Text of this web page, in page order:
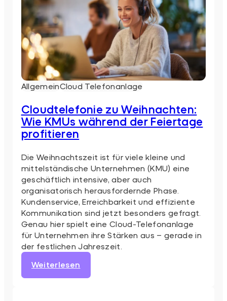
AllgemeinCloud Telefonanlage
Cloudtelefonie zu Weihnachten:
Wie KMUs während der Feiertage
profitieren
Die Weihnachtszeit ist für viele kleine und
mittelständische Unternehmen (KMU) eine
geschäftlich intensive, aber auch
organisatorisch herausfordernde Phase.
Kundenservice, Erreichbarkeit und effiziente
Kommunikation sind jetzt besonders gefragt.
Genau hier spielt eine Cloud-Telefonanlage
für Unternehmen ihre Stärken aus – gerade in
der festlichen Jahreszeit.
Weiterlesen
Cloudtelefonie